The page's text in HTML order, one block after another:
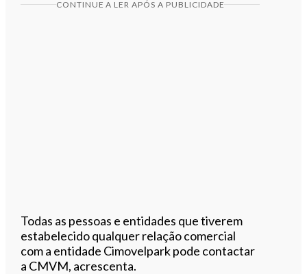
CONTINUE A LER APÓS A PUBLICIDADE
Todas as pessoas e entidades que tiverem
estabelecido qualquer relação comercial
com a entidade Cimovelpark pode contactar
a CMVM, acrescenta.